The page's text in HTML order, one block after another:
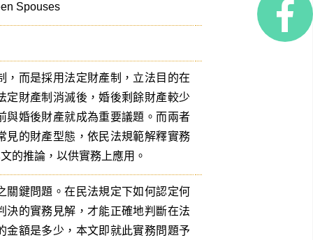
Spouses
，而是採用法定財產制，立法目的在
定財產制消滅後，婚後剩餘財產較少
與婚後財產就成為重要議題。而兩者
見的財產型態，依民法規範解釋實務
的推論，以供實務上應用。
關鍵問題。在民法規定下如何認定何
決的實務見解，才能正確地判斷在法
金額是多少，本文即就此實務問題予